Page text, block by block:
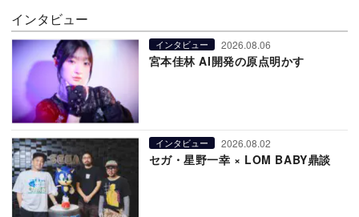
インタビュー
インタビュー 2026.08.06
宮本佳林 AI開発の原点明かす
インタビュー 2026.08.02
セガ・星野一幸 × LOM BABY鼎談